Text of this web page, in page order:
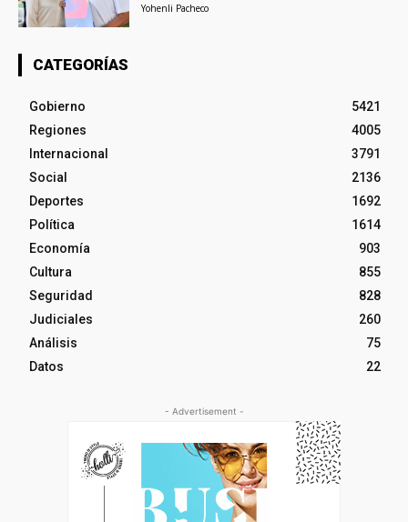
Yohenli Pacheco
CATEGORÍAS
Gobierno
5421
Regiones
4005
Internacional
3791
Social
2136
Deportes
1692
Política
1614
Economía
903
Cultura
855
Seguridad
828
Judiciales
260
Análisis
75
Datos
22
- Advertisement -